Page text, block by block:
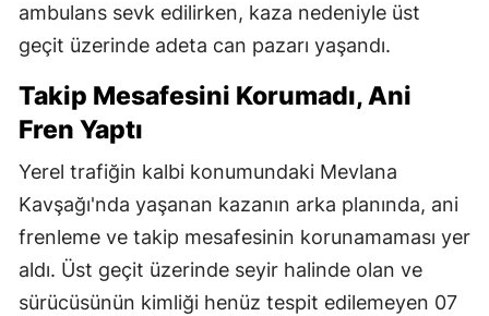
ambulans sevk edilirken, kaza nedeniyle üst
geçit üzerinde adeta can pazarı yaşandı.
Takip Mesafesini Korumadı, Ani
Fren Yaptı
Yerel trafiğin kalbi konumundaki Mevlana
Kavşağı'nda yaşanan kazanın arka planında, ani
frenleme ve takip mesafesinin korunamaması yer
aldı. Üst geçit üzerinde seyir halinde olan ve
sürücüsünün kimliği henüz tespit edilemeyen 07